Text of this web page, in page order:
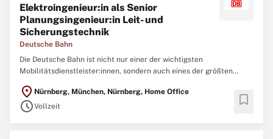
Elektroingenieur:in als Senior
Planungsingenieur:in Leit- und
Sicherungstechnik
Deutsche Bahn
Die Deutsche Bahn ist nicht nur einer der wichtigsten
Mobilitätsdienstleister:innen, sondern auch eines der größten
Gleise und Signalanlagen zu realisieren und nachhaltig instand zu
halten, arbeiten aktuell mehr als 10.000
location_on Nürnberg, München, Nürnberg, Home Office
scheduleVollzeit bookmark